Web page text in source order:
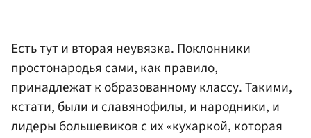
Есть тут и вторая неувязка. Поклонники
простонародья сами, как правило,
принадлежат к образованному классу. Такими,
кстати, были и славянофилы, и народники, и
лидеры большевиков с их «кухаркой, которая